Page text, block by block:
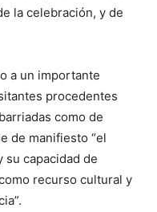
la celebración, y de
a un importante
procedentes
como de
de manifiesto “el
capacidad de
recurso cultural y